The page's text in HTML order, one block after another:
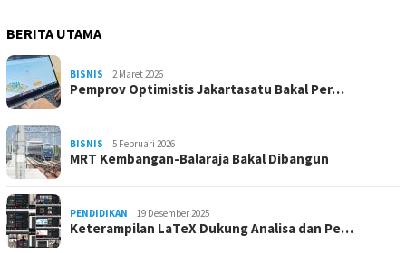
BERITA UTAMA
BISNIS 2 Maret 2026
Pemprov Optimistis Jakartasatu Bakal Per…
BISNIS 5 Februari 2026
MRT Kembangan-Balaraja Bakal Dibangun
PENDIDIKAN 19 Desember 2025
Keterampilan LaTeX Dukung Analisa dan Pe…